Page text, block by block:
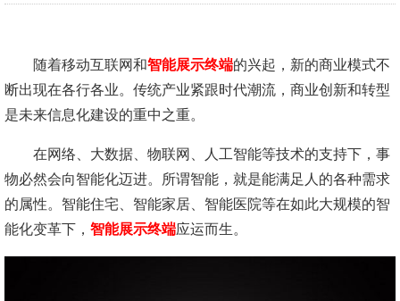
随着移动互联网和智能展示终端的兴起，新的商业模式不
断出现在各行各业。传统产业紧跟时代潮流，商业创新和转型
是未来信息化建设的重中之重。
在网络、大数据、物联网、人工智能等技术的支持下，事
物必然会向智能化迈进。所谓智能，就是能满足人的各种需求
的属性。智能住宅、智能家居、智能医院等在如此大规模的智
能化变革下， 智能展示终端应运而生。